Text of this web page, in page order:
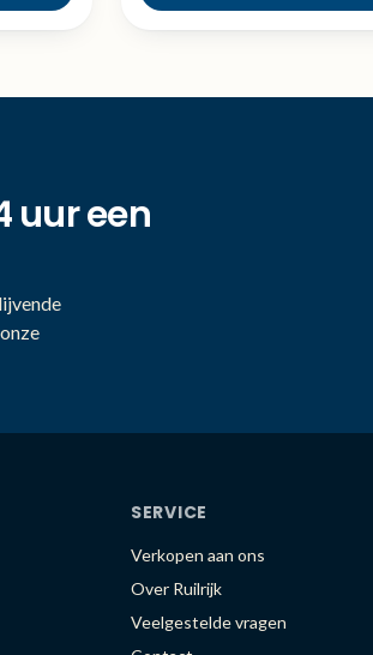
uur een
SERVICE
Verkopen aan ons
Over Ruilrijk
Veelgestelde vragen